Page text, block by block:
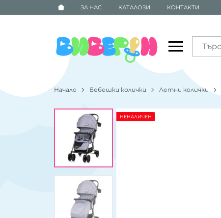
ЗА НАС КАТАЛОЗИ КОНТАКТИ
Начало Бебешки колички Летни колички
НЕНАЛИЧЕН